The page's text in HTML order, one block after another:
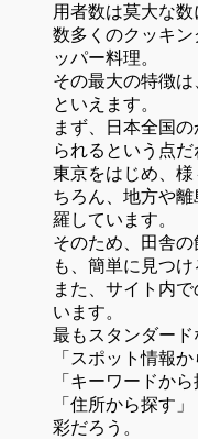
用者数は莫大な数
数多くのクッキ
ッパー料理。
その最大の特徴
といえます。
まず、日本全国
られるという点だ
東京をはじめ、
ちろん、地方や
羅しています。
そのため、田舎
も、簡単に見つけ
また、サイト内
います。
最もスタンダード
「スポット情報
「キーワードか
「住所から探す
彩だろう。